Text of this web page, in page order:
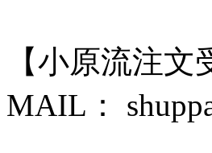
【小原流注
MAIL：